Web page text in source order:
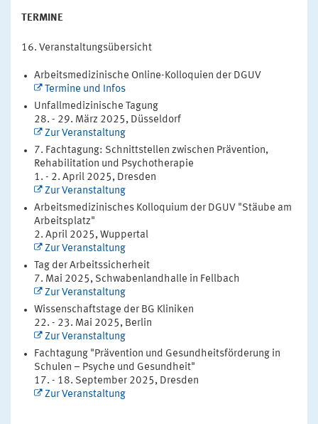
TERMINE
Veranstaltungsübersicht
Arbeitsmedizinische Online-Kolloquien der DGUV
Termine und Infos
Unfallmedizinische Tagung
28. - 29. März 2025, Düsseldorf
Zur Veranstaltung
7. Fachtagung: Schnittstellen zwischen Prävention,
Rehabilitation und Psychotherapie
1. - 2. April 2025, Dresden
Zur Veranstaltung
Arbeitsmedizinisches Kolloquium der DGUV "Stäube am
Arbeitsplatz"
2. April 2025, Wuppertal
Zur Veranstaltung
Tag der Arbeitssicherheit
7. Mai 2025, Schwabenlandhalle in Fellbach
Zur Veranstaltung
Wissenschaftstage der BG Kliniken
22. - 23. Mai 2025, Berlin
Zur Veranstaltung
Fachtagung "Prävention und Gesundheitsförderung in
Schulen – Psyche und Gesundheit"
17. - 18. September 2025, Dresden
Zur Veranstaltung